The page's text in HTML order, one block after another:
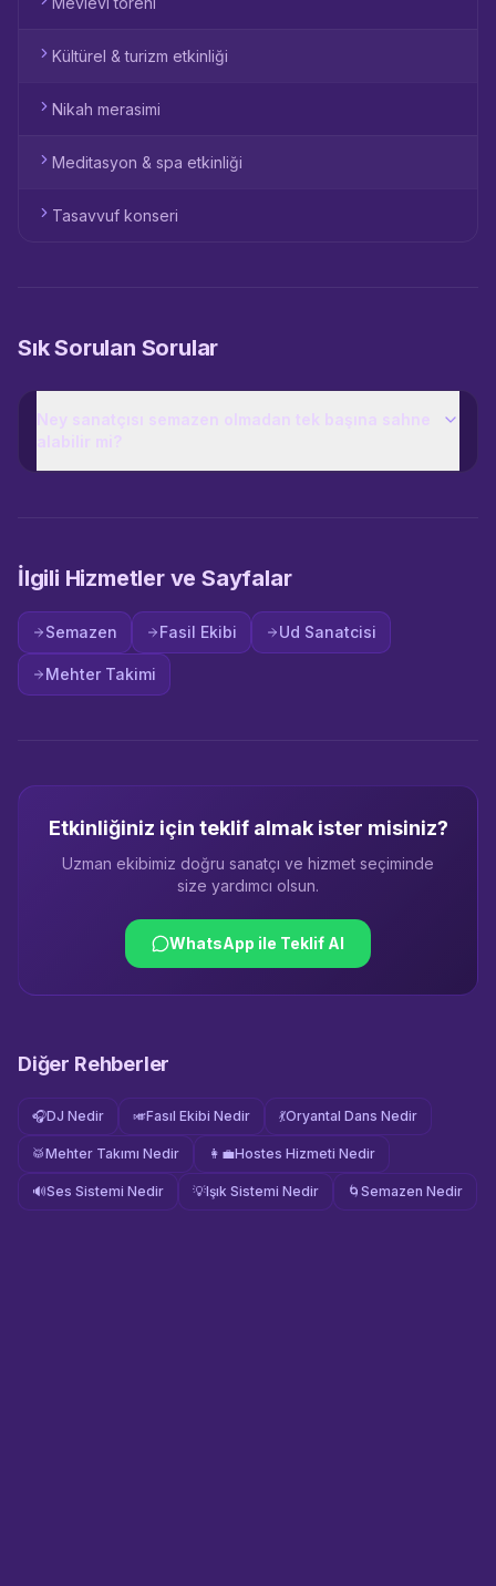
Kültürel & turizm etkinliği
Nikah merasimi
Meditasyon & spa etkinliği
Tasavvuf konseri
Sık Sorulan Sorular
Ney sanatçısı semazen olmadan tek başına sahne
alabilir mi?
İlgili Hizmetler ve Sayfalar
Semazen Fasil Ekibi Ud Sanatcisi
Mehter Takimi
Etkinliğiniz için teklif almak ister misiniz?
Uzman ekibimiz doğru sanatçı ve hizmet seçiminde
size yardımcı olsun.
WhatsApp ile Teklif Al
Diğer Rehberler
🎧DJ Nedir 🎺Fasıl Ekibi Nedir 💃Oryantal Dans Nedir
🥁Mehter Takımı Nedir 👩‍💼Hostes Hizmeti Nedir
🔊Ses Sistemi Nedir 💡Işık Sistemi Nedir 🌀 Semazen Nedir